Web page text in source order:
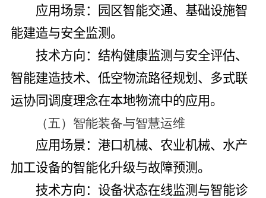
应用场景：园区智能交通、基础设施智
能建造与安全监测。
技术方向：结构健康监测与安全评估、
智能建造技术、低空物流路径规划、多式联
运协同调度理念在本地物流中的应用。
（五）智能装备与智慧运维
应用场景：港口机械、农业机械、水产
加工设备的智能化升级与故障预测。
技术方向：设备状态在线监测与智能诊